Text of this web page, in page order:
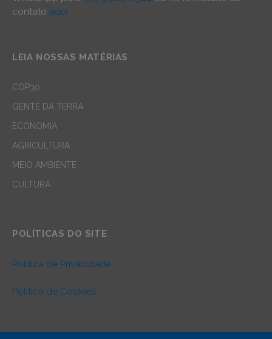
contato aqui.
LEIA NOSSAS MATÉRIAS
COP30
GENTE DA TERRA
ECONOMIA
AGRICULTURA
MEIO AMBIENTE
CULTURA
POLÍTICAS DO SITE
Política de Privacidade
Política de Cookies